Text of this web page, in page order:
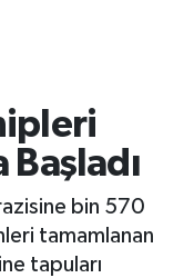
Başladı
bin 570
tamamlanan
tapuları